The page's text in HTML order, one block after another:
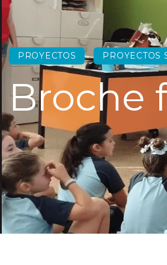
PROYECTOS PROYECTOS
Broche